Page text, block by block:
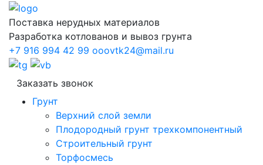
Поставка нерудных материалов
Разработка котлованов и вывоз грунта
+7 916 994 42 99 ooovtk24@mail.ru
Заказать звонок
Грунт
Верхний слой земли
Плодородный грунт трехкомпонентный
Строительный грунт
Торфосмесь